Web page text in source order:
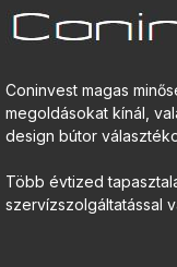
Coninvest magas
megoldásokat kínál,
design bútor
Több évtized
szervízszolgáltatással